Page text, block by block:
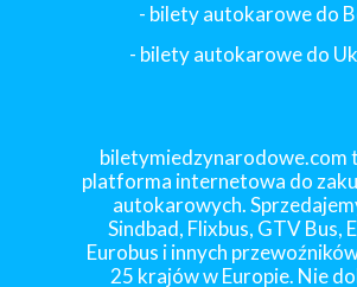
biletymiedzynarodowe.com
platforma internetowa do
autokarowych.
Sindbad, Flixbus, GTV Bus,
Eurobus i innych
25 krajów w Europie. Nie
- bilety autokarowe do
- bilety autokarowe do